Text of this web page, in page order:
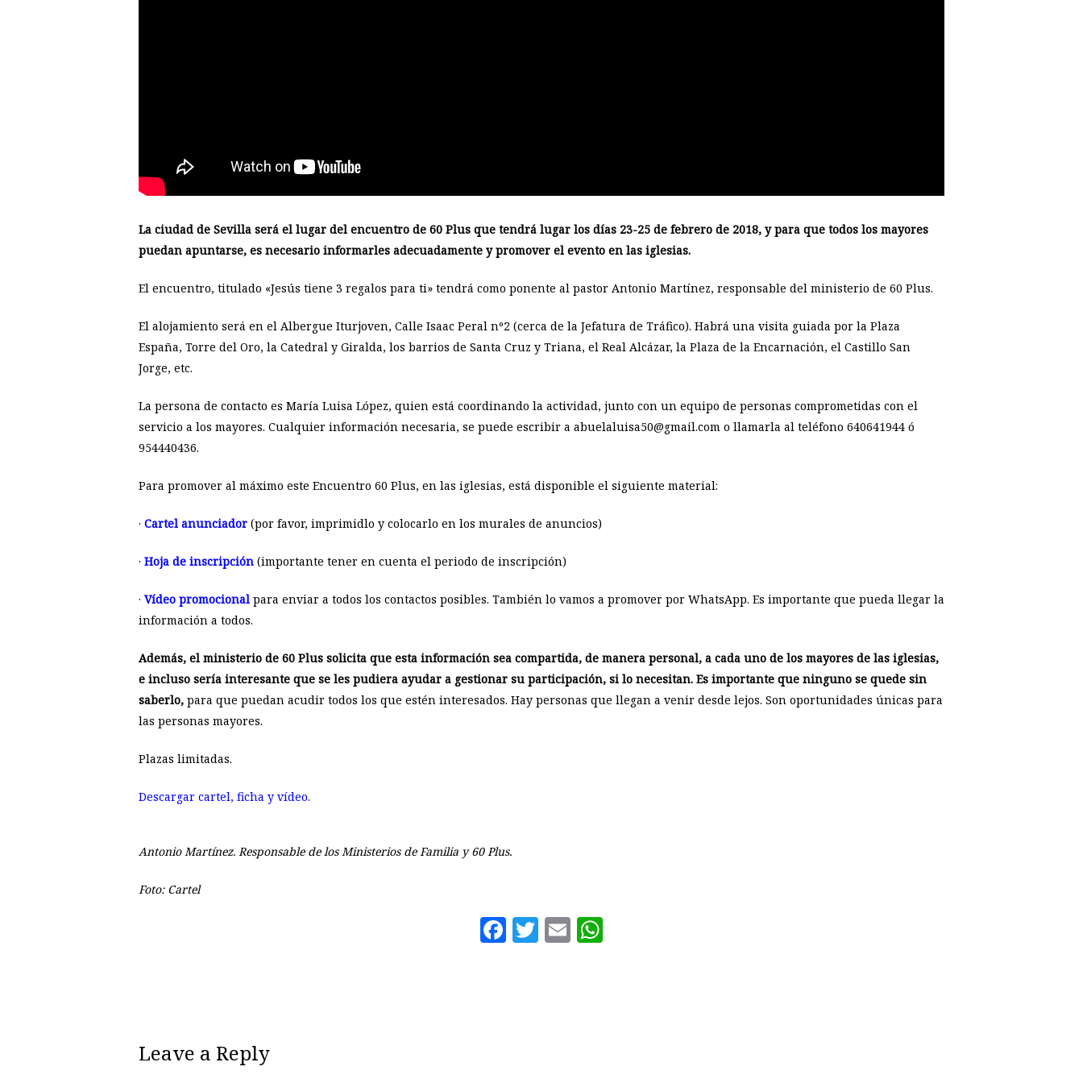
La ciudad de Sevilla será el lugar del encuentro de 60 Plus que tendrá lugar los días 23-25 de febrero de 2018, y para que todos los mayores
puedan apuntarse, es necesario informarles adecuadamente y promover el evento en las iglesias.
El encuentro, titulado «Jesús tiene 3 regalos para ti» tendrá como ponente al pastor Antonio Martínez, responsable del ministerio de 60 Plus.
El alojamiento será en el Albergue Iturjoven, Calle Isaac Peral nº2 (cerca de la Jefatura de Tráfico). Habrá una visita guiada por la Plaza
España, Torre del Oro, la Catedral y Giralda, los barrios de Santa Cruz y Triana, el Real Alcázar, la Plaza de la Encarnación, el Castillo San
Jorge, etc.
La persona de contacto es María Luisa López, quien está coordinando la actividad, junto con un equipo de personas comprometidas con el
servicio a los mayores. Cualquier información necesaria, se puede escribir a abuelaluisa50@gmail.com o llamarla al teléfono 640641944 ó
954440436.
Para promover al máximo este Encuentro 60 Plus, en las iglesias, está disponible el siguiente material:
· Cartel anunciador (por favor, imprimidlo y colocarlo en los murales de anuncios)
· Hoja de inscripción (importante tener en cuenta el periodo de inscripción)
· Vídeo promocional para enviar a todos los contactos posibles. También lo vamos a promover por WhatsApp. Es importante que pueda llegar la
información a todos.
Además, el ministerio de 60 Plus solicita que esta información sea compartida, de manera personal, a cada uno de los mayores de las iglesias,
e incluso sería interesante que se les pudiera ayudar a gestionar su participación, si lo necesitan. Es importante que ninguno se quede sin
saberlo, para que puedan acudir todos los que estén interesados. Hay personas que llegan a venir desde lejos. Son oportunidades únicas para
las personas mayores.
Plazas limitadas.
Descargar cartel, ficha y vídeo.
Antonio Martínez. Responsable de los Ministerios de Familia y 60 Plus.
Foto: Cartel
Facebook
Twitter
Email
Leave a Reply